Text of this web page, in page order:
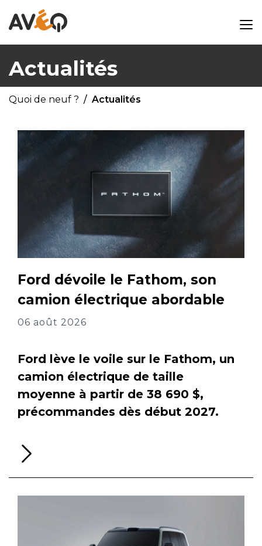
Actualités
Quoi de neuf ? Actualités
Ford dévoile le Fathom, son
camion électrique abordable
06 août 2026
Ford lève le voile sur le Fathom, un
camion électrique de taille
moyenne à partir de 38 690 $,
précommandes dès début 2027.